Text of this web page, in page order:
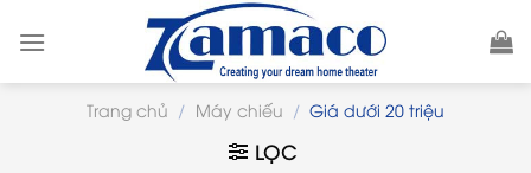
Trang chủ / Máy chiếu / Giá dưới 20 triệu
LỌC